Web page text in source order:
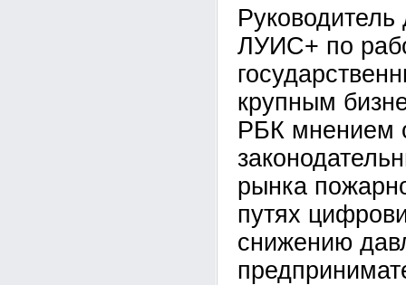
ЛУИС+ по
крупным
РБК мнением
рынка
путях
снижению